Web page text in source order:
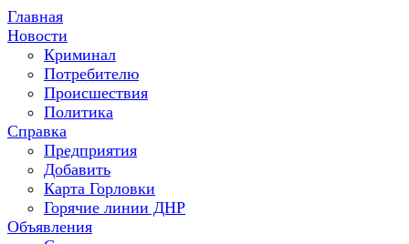
Главная
Новости
Криминал
Потребителю
Происшествия
Политика
Справка
Предприятия
Добавить
Карта Горловки
Горячие линии ДНР
Объявления